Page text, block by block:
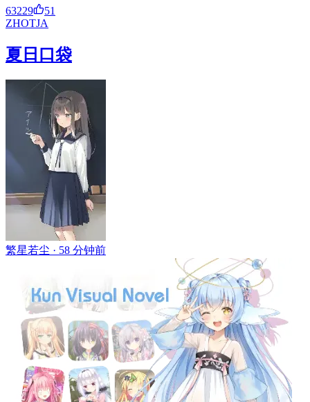
63229
51
ZHOTJA
夏日口袋
繁星若尘 · 58 分钟前